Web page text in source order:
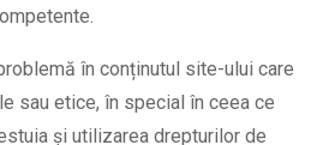
în conținutul site-ului care
sau etice, în special în ceea ce
și utilizarea drepturilor de